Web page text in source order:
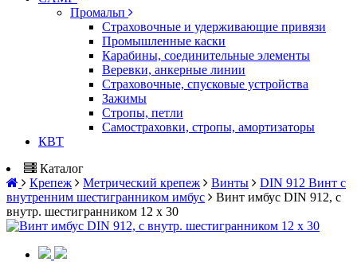
Промальп
Страховочные и удерживающие привязи
Промышленные каски
Карабины, соединительные элементы
Веревки, анкерные линии
Страховочные, спусковые устройства
Зажимы
Стропы, петли
Самостраховки, стропы, амортизаторы
КВТ
Каталог
Крепеж
Метрический крепеж Винты
DIN 912 Винт с
внутренним шестигранником имбус
Винт имбус DIN 912, с
внутр. шестигранником 12 х 30